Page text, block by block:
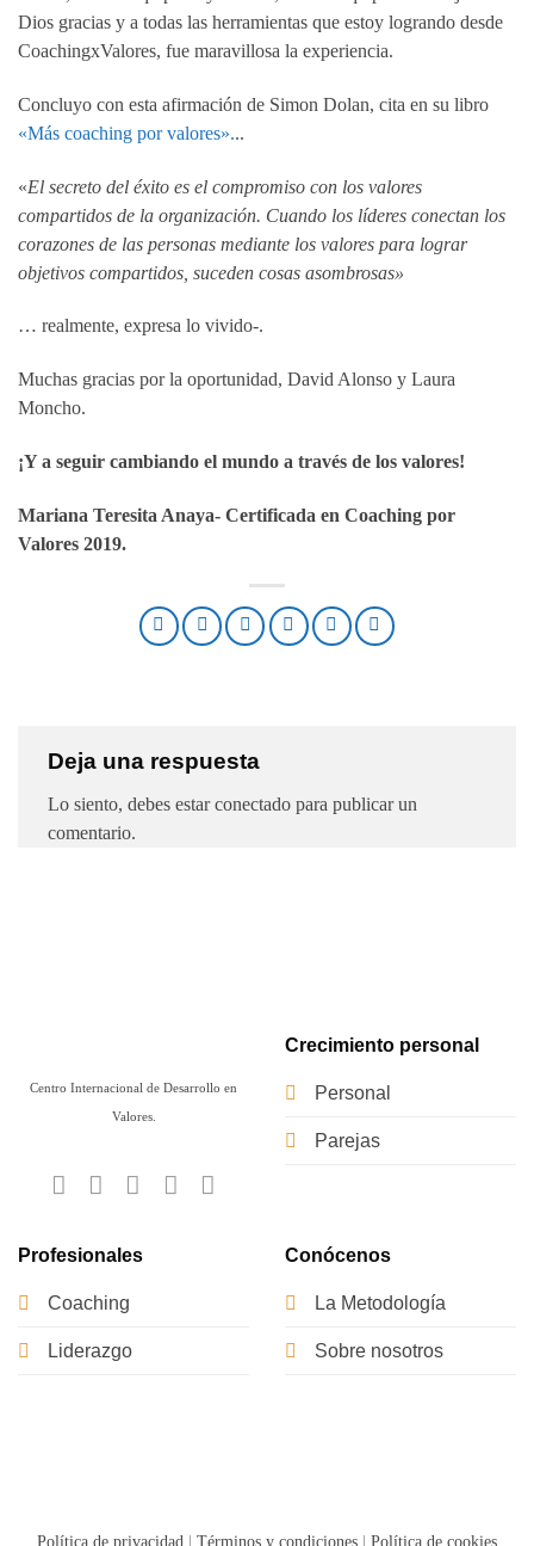
Dios gracias y a todas las herramientas que estoy logrando desde
CoachingxValores, fue maravillosa la experiencia.
Concluyo con esta afirmación de Simon Dolan, cita en su libro
«Más coaching por valores»...
«El secreto del éxito es el compromiso con los valores
compartidos de la organización. Cuando los líderes conectan los
corazones de las personas mediante los valores para lograr
objetivos compartidos, suceden cosas asombrosas»
… realmente, expresa lo vivido-.
Muchas gracias por la oportunidad, David Alonso y Laura
Moncho.
¡Y a seguir cambiando el mundo a través de los valores!
Mariana Teresita Anaya- Certificada en Coaching por
Valores 2019.
Deja una respuesta
Lo siento, debes estarconectado para publicar un
comentario.
Centro Internacional de Desarrollo en
Valores.
Crecimiento personal
Personal
Parejas
Profesionales
Coaching
Liderazgo
Conócenos
La Metodología
Sobre nosotros
Política de privacidad | Términos y condiciones | Política de cookies